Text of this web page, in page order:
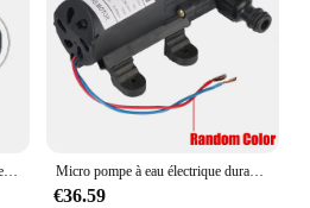
Pompe à eau à membrane haute pression, micro pompe à eau électrique, auto-amorçante, pulvérisateur d'eau de voiture, noir, DC 12V, 120PSI, 5LMin Micro pompe à eau électrique durable à haute pression 12V 220V 130PSI lave-auto agricole 5.5L/min vaporisateur d'eau à diaphragme DP-537
€36.59